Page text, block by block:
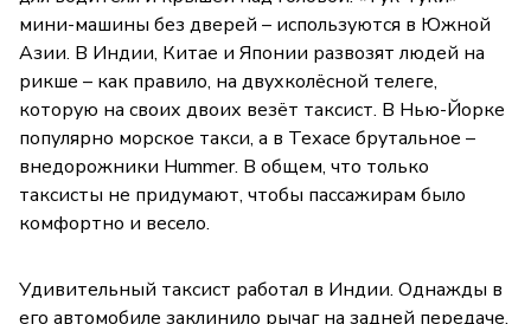
мини-машины без дверей – используются в Южной
Азии. В Индии, Китае и Японии развозят людей на
рикше – как правило, на двухколёсной телеге,
которую на своих двоих везёт таксист. В Нью-Йорке
популярно морское такси, а в Техасе брутальное –
внедорожники Hummer. В общем, что только
таксисты не придумают, чтобы пассажирам было
комфортно и весело.
Удивительный таксист работал в Индии. Однажды в
его автомобиле заклинило рычаг на задней передаче.